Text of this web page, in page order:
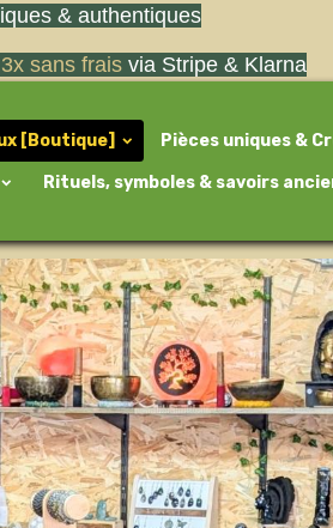
& authentiques
3x sans fraisvia Stripe & Klarna
[Boutique] Pièces uniques &
Rituels, symboles & savoirs